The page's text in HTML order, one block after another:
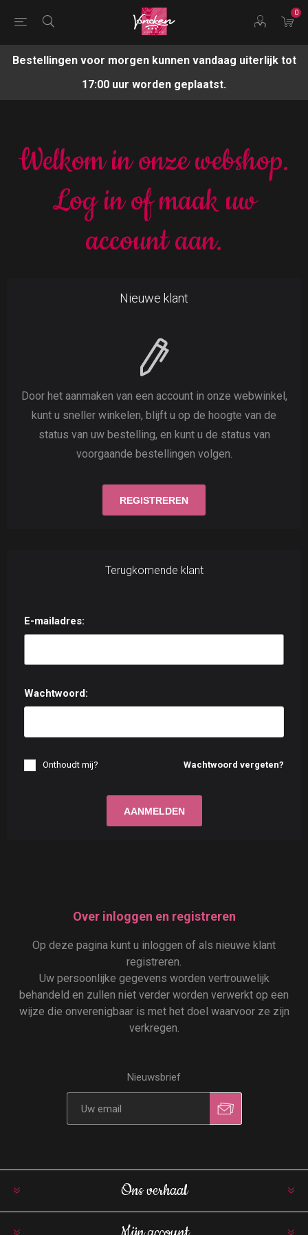
0
Bestellingen voor morgen kunnen vandaag uiterlijk tot
17:00 uur worden geplaatst.
Welkom in onze webshop.
Log in of maak uw
account aan.
Nieuwe klant
Door het aanmaken van een account in onze webwinkel,
kunt u sneller winkelen, blijft u op de hoogte van de
status van uw bestelling, en kunt u de status van
voorgaande bestellingen volgen.
Terugkomende klant
E-mailadres:
Wachtwoord:
Wachtwoord vergeten?
Onthoudt mij?
Over inloggen en registreren
Op deze pagina kunt u inloggen of als nieuwe klant
registreren.
Uw persoonlijke gegevens worden vertrouwelijk
behandeld en zullen niet verder worden verwerkt op een
wijze die onverenigbaar is met het doel waarvoor ze zijn
verkregen.
Nieuwsbrief
Ons verhaal